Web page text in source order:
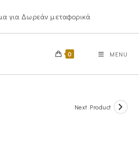
για Δωρεάν μεταφορικά
0 MENU
Next Product